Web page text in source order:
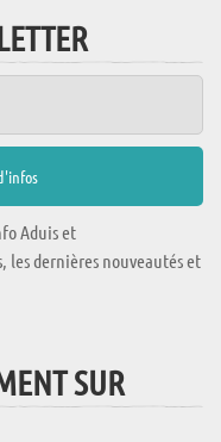
Aduis et
les dernières nouveautés et
SUR